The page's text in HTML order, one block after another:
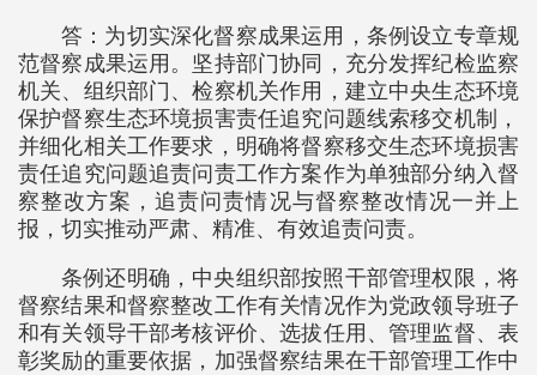
答：为切实深化督察成果运用，条例设立专章规
范督察成果运用。坚持部门协同，充分发挥纪检监察
机关、组织部门、检察机关作用，建立中央生态环境
保护督察生态环境损害责任追究问题线索移交机制，
并细化相关工作要求，明确将督察移交生态环境损害
责任追究问题追责问责工作方案作为单独部分纳入督
察整改方案，追责问责情况与督察整改情况一并上
报，切实推动严肃、精准、有效追责问责。
条例还明确，中央组织部按照干部管理权限，将
督察结果和督察整改工作有关情况作为党政领导班子
和有关领导干部考核评价、选拔任用、管理监督、表
彰奖励的重要依据，加强督察结果在干部管理工作中